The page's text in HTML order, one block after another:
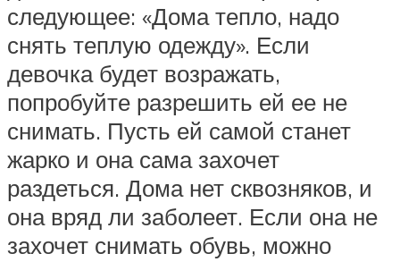
следующее: «Дома тепло, надо
снять теплую одежду». Если
девочка будет возражать,
попробуйте разрешить ей ее не
снимать. Пусть ей самой станет
жарко и она сама захочет
раздеться. Дома нет сквозняков, и
она вряд ли заболеет. Если она не
захочет снимать обувь, можно